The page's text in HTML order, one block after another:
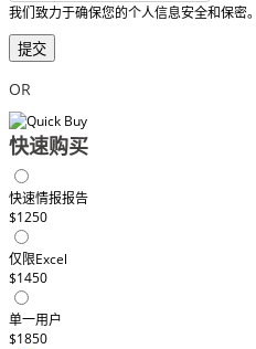
我们致力于确保您的个人信息安全和保密。
提交
OR
快速购买
快速情报报告
$1250
仅限Excel
$1450
单一用户
$1850